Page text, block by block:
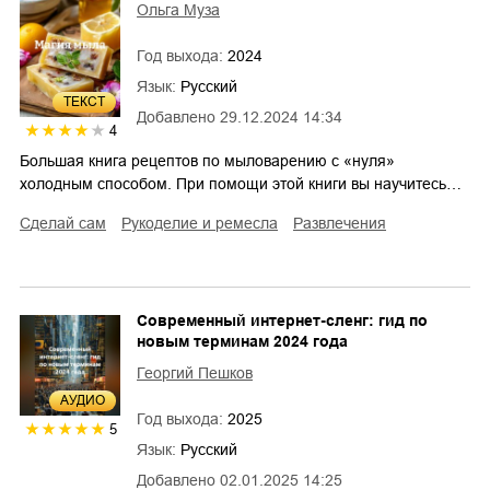
ТЕКСТ
4
Добавлено 29.12.2024 14:34
Ольга Муза
Год выхода: 2024
Язык: Русский
Большая книга рецептов по мыловарению с «нуля»
холодным способом. При помощи этой книги вы научитесь…
сделай сам рукоделие и ремесла развлечения
AУДИО
5
Добавлено 02.01.2025 14:25
Современный интернет-сленг: гид по
новым терминам 2024 года
Георгий Пешков
Год выхода: 2025
Язык: Русский